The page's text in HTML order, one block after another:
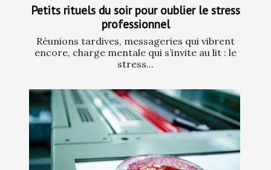
Petits rituels du soir pour oublier le stress
professionnel
Réunions tardives, messageries qui vibrent
encore, charge mentale qui s’invite au lit : le
stress...